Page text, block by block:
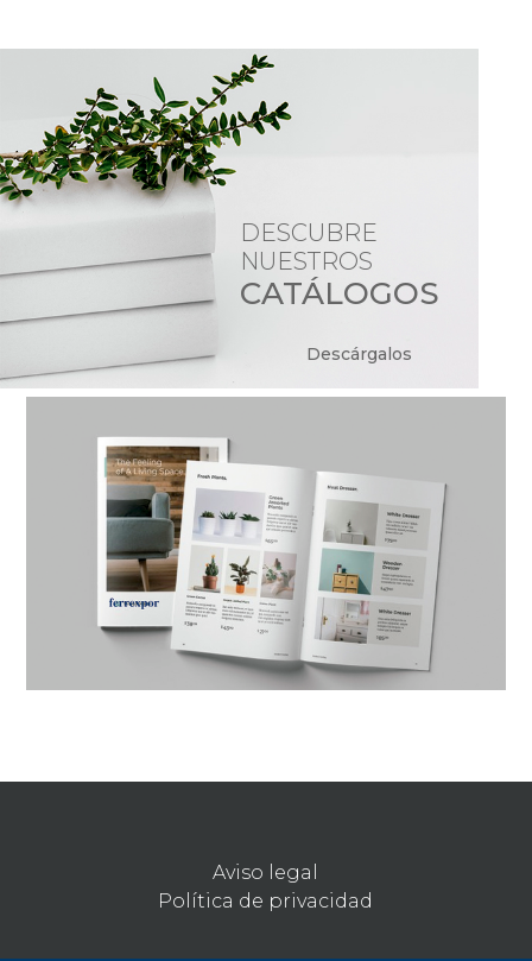
DESCUBRE
NUESTROS
CATÁLOGOS
Descárgalos
Aviso legal
Política de privacidad